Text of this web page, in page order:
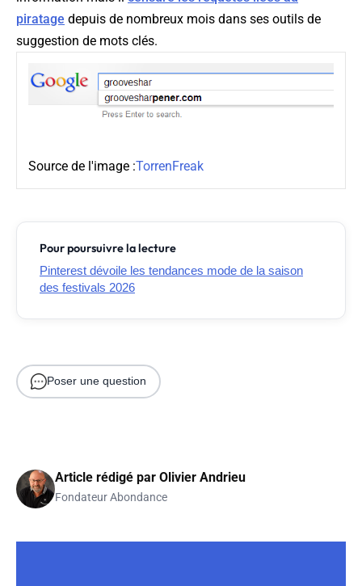
piratage depuis de nombreux mois dans ses outils de
suggestion de mots clés.
Source de l'image :TorrenFreak
Pour poursuivre la lecture
Pinterest dévoile les tendances mode de la saison
des festivals 2026
Poser une question
Article rédigé par Olivier Andrieu
Fondateur Abondance